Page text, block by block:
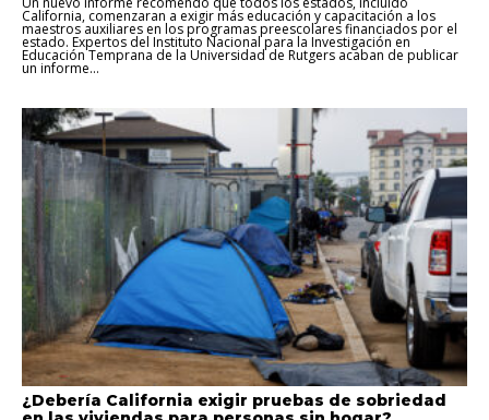
California, comenzaran a exigir más educación y capacitación a los
maestros auxiliares en los programas preescolares financiados por el
estado. Expertos del Instituto Nacional para la Investigación en
Educación Temprana de la Universidad de Rutgers acaban de publicar
un informe...
¿Debería California exigir pruebas de sobriedad